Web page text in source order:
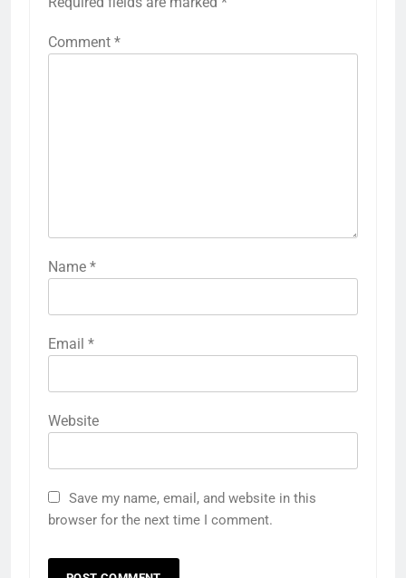
Comment *
Name *
Email *
Website
Save my name, email, and website in this
browser for the next time I comment.